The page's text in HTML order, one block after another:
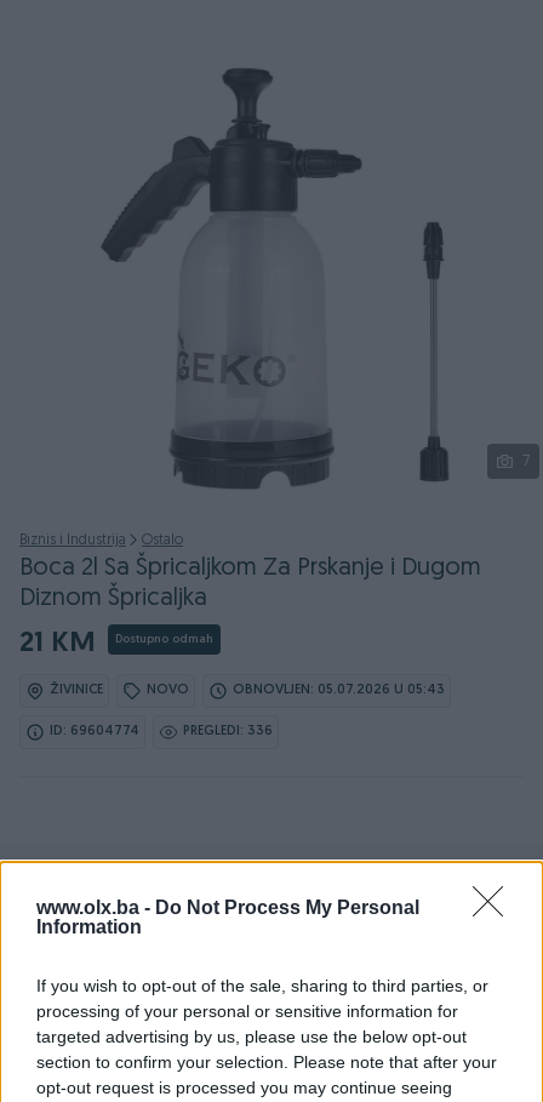
www.olx.ba - Do Not Process My Personal
Information
If you wish to opt-out of the sale, sharing to third parties, or
processing of your personal or sensitive information for
targeted advertising by us, please use the below opt-out
section to confirm your selection. Please note that after your
opt-out request is processed you may continue seeing
7
Biznis i Industrija Ostalo
Boca 2l Sa Špricaljkom Za Prskanje i Dugom
Diznom Špricaljka
21 KM Dostupno odmah
ŽIVINICE NOVO OBNOVLJEN: 05.07.2026 U 05:43
ID: 69604774 PREGLEDI: 336
Detaljni opis
Barkod: 5901477140587
Model: G73230